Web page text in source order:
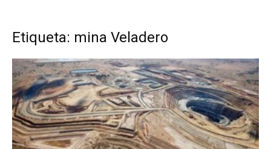
Etiqueta: mina Veladero